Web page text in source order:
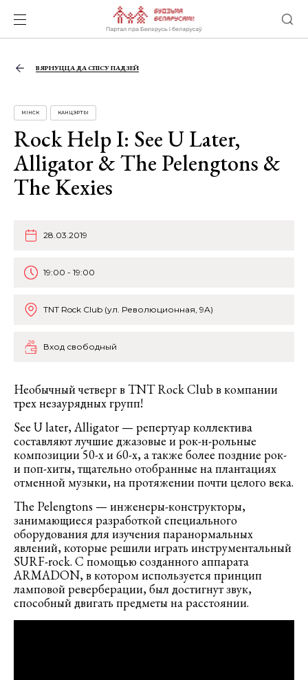
ВЯРНУЦЦА ДА СПІСУ ПАДЗЕЙ
МІНСК КАНЦЭРТЫ
Rock Help I: See U Later,
Alligator & The Pelengtons &
The Kexies
28.03.2019
19:00 - 19:00
TNT Rock Club (ул. Революционная, 9А)
Вход свободный
Необычный четверг в TNT Rock Club в компании
трех незаурядных групп!
See U later, Alligator — репертуар коллектива
составляют лучшие джазовые и рок-н-рольные
композиции 50-х и 60-х, а также более поздние рок-
и поп-хиты, тщательно отобранные на плантациях
отменной музыки, на протяжении почти целого века.
The Pelengtons — инженеры-конструкторы,
занимающиеся разработкой специального
оборудования для изучения паранормальных
явлений, которые решили играть инструментальный
SURF-rock. С помощью созданного аппарата
ARMADON, в котором используется принцип
ламповой реверберации, был достигнут звук,
способный двигать предметы на расстоянии.